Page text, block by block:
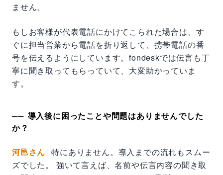
ません。
もしお客様が代表電話にかけてこられた場合は、す
ぐに担当営業から電話を折り返して、携帯電話の番
号を伝えるようにしています。fondeskでは伝言も丁
寧に聞き取ってもらっていて、大変助かっていま
す。
導入後に困ったことや問題はありませんでした
か？
河邑さん 特にありません。導入までの流れもスムー
ズでした。 強いて言えば、名前や伝言内容の聞き取